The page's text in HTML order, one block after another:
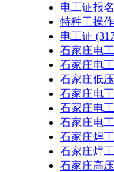
电工证报名
特种工操
电工证
石家庄电
石家庄电
石家庄低
石家庄电
石家庄电
石家庄电
石家庄焊
石家庄焊
石家庄高